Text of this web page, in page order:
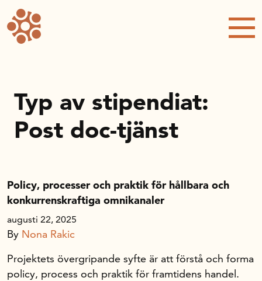
Forskning och utveckling
Kompetens och omställning
Kalender
Om oss
Typ av stipendiat:
Post doc-tjänst
Policy, processer och praktik för hållbara och
konkurrenskraftiga omnikanaler
augusti 22, 2025
By Nona Rakic
Projektets övergripande syfte är att förstå och forma
policy, process och praktik för framtidens handel.